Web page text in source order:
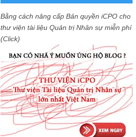
Bằng cách nâng cấp Bản quyền iCPO cho
thư viện tài liệu Quản trị Nhân sự miễn phí
(Click)